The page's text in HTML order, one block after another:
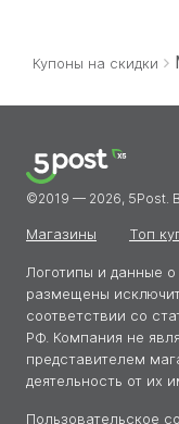
животных должна
разумно выгодной.
Купоны на скидки
©2019 — 2026, 5Post.
Магазины Топ
Логотипы и данные
размещены
соответствии со
РФ. Компания не
представителем
деятельность от их
Пользовательское